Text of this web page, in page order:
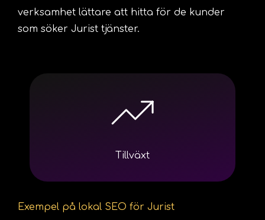
verksamhet lättare att hitta för de kunder
som söker Jurist tjänster.
Tillväxt
Exempel på lokal SEO för Jurist